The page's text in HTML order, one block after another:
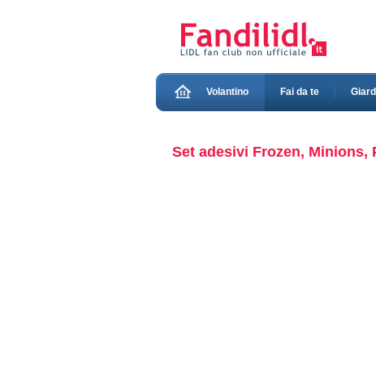
Volantino Fai da te
Set adesivi Frozen,